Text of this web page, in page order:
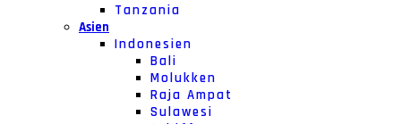
Tanzania
Asien
Indonesien
Bali
Molukken
Raja Ampat
Sulawesi